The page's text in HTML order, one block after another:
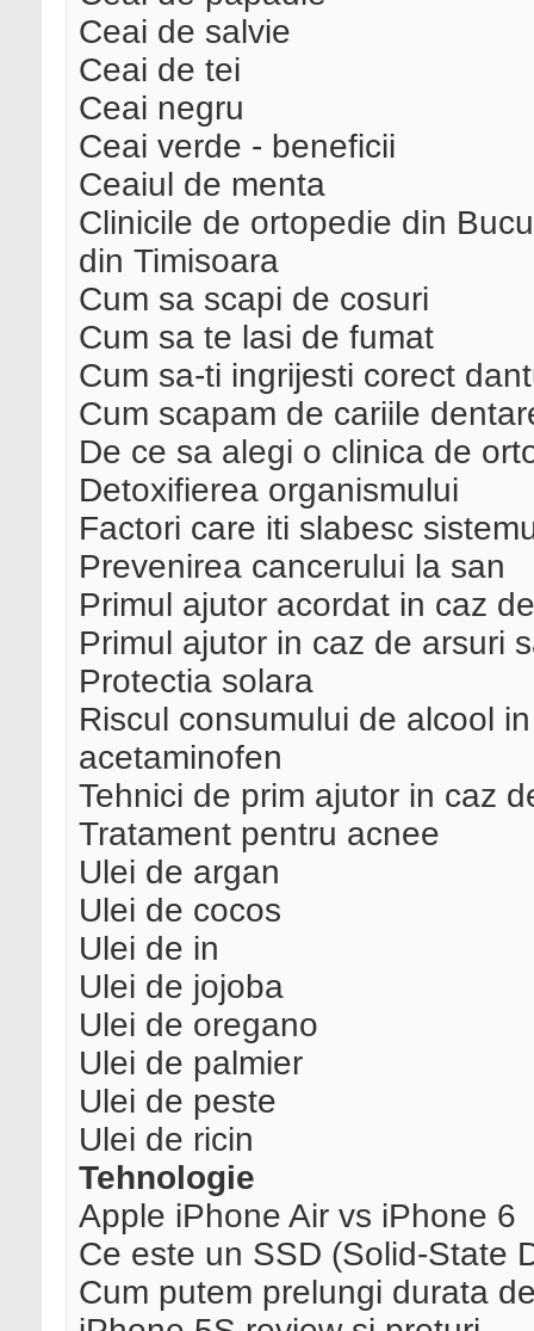
Ceai de salvie
Ceai de tei
Ceai negru
Ceai verde - beneficii
Ceaiul de menta
Clinicile de ortopedie din
din Timisoara
Cum sa scapi de cosuri
Cum sa te lasi de fumat
Cum sa-ti ingrijesti corect
Cum scapam de cariile
De ce sa alegi o clinica de
Detoxifierea organismului
Factori care iti slabesc
Prevenirea cancerului la san
Primul ajutor acordat in caz
Primul ajutor in caz de arsuri
Protectia solara
Riscul consumului de alcool
acetaminofen
Tehnici de prim ajutor in caz
Tratament pentru acnee
Ulei de argan
Ulei de cocos
Ulei de in
Ulei de jojoba
Ulei de oregano
Ulei de palmier
Ulei de peste
Ulei de ricin
Tehnologie
Apple iPhone Air vs iPhone 6
Ce este un SSD (Solid-State
Cum putem prelungi durata